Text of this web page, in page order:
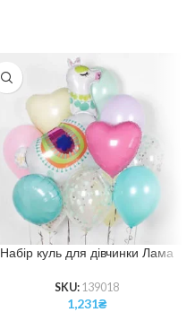
Набір куль для дівчинки Лама
SKU: 139018
1,231₴